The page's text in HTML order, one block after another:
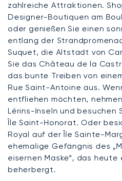
zahlreiche Attraktionen.
Designer-Boutiquen am
oder genießen Sie einen
entlang der
Suquet, die Altstadt von
Sie das Château de la
das bunte Treiben von
Rue Saint-Antoine aus.
entfliehen möchten,
Lérins-Inseln und besuchen
Île Saint-Honorat. Oder
Royal auf der Île Sainte-
ehemalige Gefängnis des
eisernen Maske“, das heute
beherbergt.